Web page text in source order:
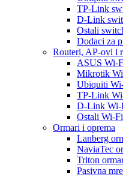
TP-Link
D-Link
Ostali
Dodaci za
Routeri, AP-ovi i
ASUS Wi-
Mikrotik
Ubiquiti
TP-Link
D-Link Wi-
Ostali Wi-
Ormari i oprema
Lanberg
NaviaTec
Triton
Pasivna